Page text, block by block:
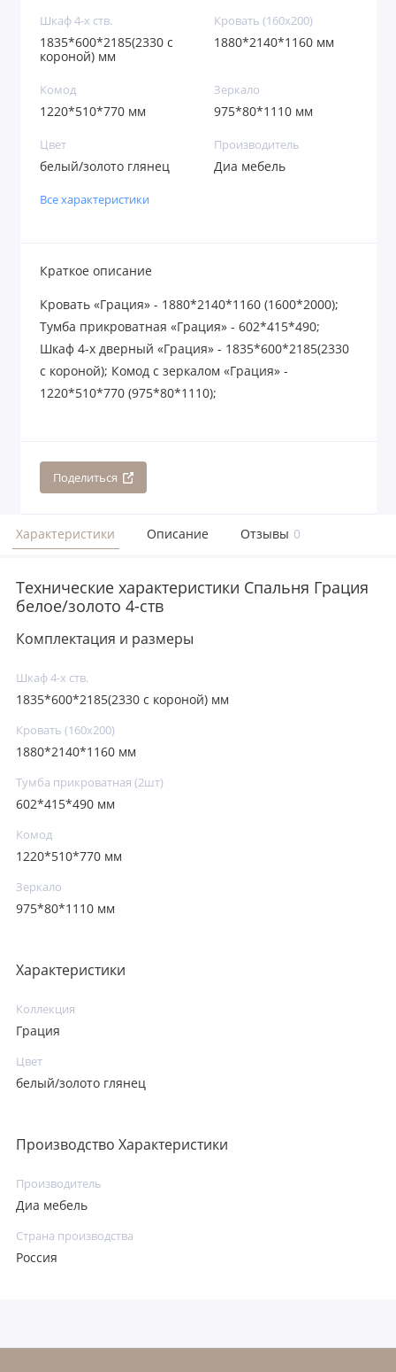
Шкаф 4-х ств.
1835*600*2185(2330 с
короной) мм
Кровать (160х200)
1880*2140*1160 мм
Комод
1220*510*770 мм
Зеркало
975*80*1110 мм
Цвет
белый/золото глянец
Производитель
Диа мебель
Все характеристики
Краткое описание
Кровать «Грация» - 1880*2140*1160 (1600*2000);
Тумба прикроватная «Грация» - 602*415*490;
Шкаф 4-х дверный «Грация» - 1835*600*2185(2330
с короной); Комод с зеркалом «Грация» -
1220*510*770 (975*80*1110);
Поделиться
Характеристики Описание Отзывы 0
Технические характеристики Спальня Грация
белое/золото 4-ств
Комплектация и размеры
Шкаф 4-х ств.
1835*600*2185(2330 с короной) мм
Кровать (160х200)
1880*2140*1160 мм
Тумба прикроватная (2шт)
602*415*490 мм
Комод
1220*510*770 мм
Зеркало
975*80*1110 мм
Характеристики
Коллекция
Грация
Цвет
белый/золото глянец
Производство Характеристики
Производитель
Диа мебель
Страна производства
Россия